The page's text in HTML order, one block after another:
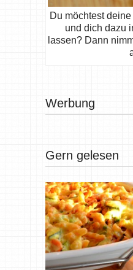
Du möchtest
und dich dazu
lassen? Dann
Werbung
Gern gelesen